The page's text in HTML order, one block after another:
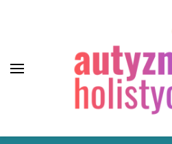
Autyzm Holistycznie